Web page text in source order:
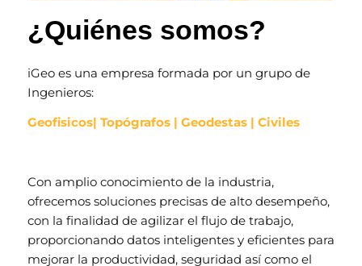
¿Quiénes somos?
iGeo es una empresa formada por un grupo de
Ingenieros:
Geofisicos| Topógrafos | Geodestas | Civiles
Con amplio conocimiento de la industria,
ofrecemos soluciones precisas de alto desempeño,
con la finalidad de agilizar el flujo de trabajo,
proporcionando datos inteligentes y eficientes para
mejorar la productividad, seguridad así como el